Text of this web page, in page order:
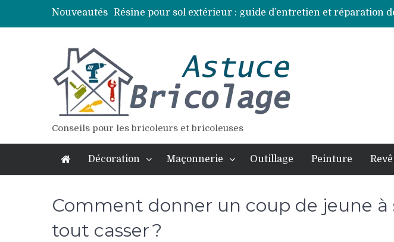
Nouveautés Résine pour sol extérieur : guide d’entretien et réparation
Lames de terrasse : top des essences de bois les plus
Élagage : calendrier et techniques selon chaque espèce
Conseils pour les bricoleurs et bricoleuses
Décoration Maçonnerie Outillage Peinture
Comment donner un coup de jeune à
tout casser ?